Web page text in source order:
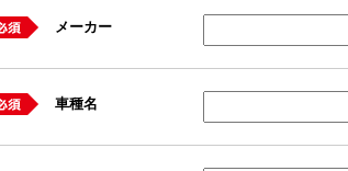
メーカー
車種名